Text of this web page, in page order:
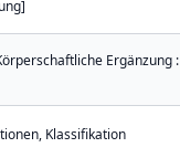
Ergänzung :
Klassifikation